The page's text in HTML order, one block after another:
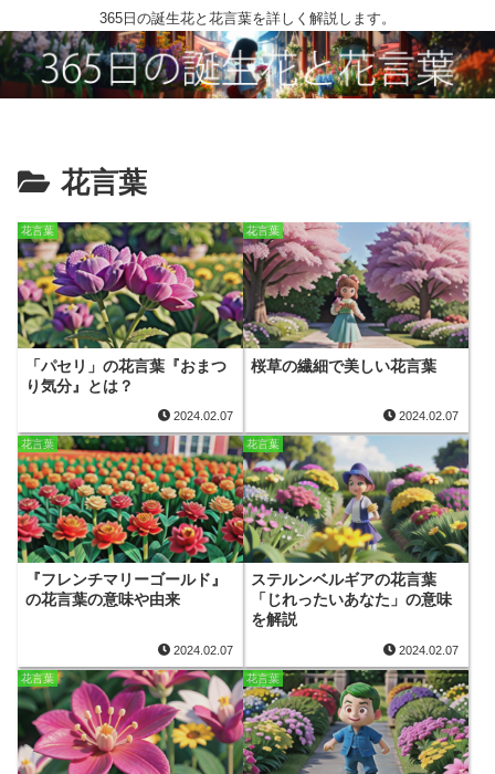
365日の誕生花と花言葉を詳しく解説します。
花言葉
花言葉
「パセリ」の花言葉『おまつ
り気分』とは？
2024.02.07
花言葉
桜草の繊細で美しい花言葉
2024.02.07
花言葉
『フレンチマリーゴールド』
の花言葉の意味や由来
2024.02.07
花言葉
ステルンベルギアの花言葉
「じれったいあなた」の意味
を解説
2024.02.07
花言葉 花言葉